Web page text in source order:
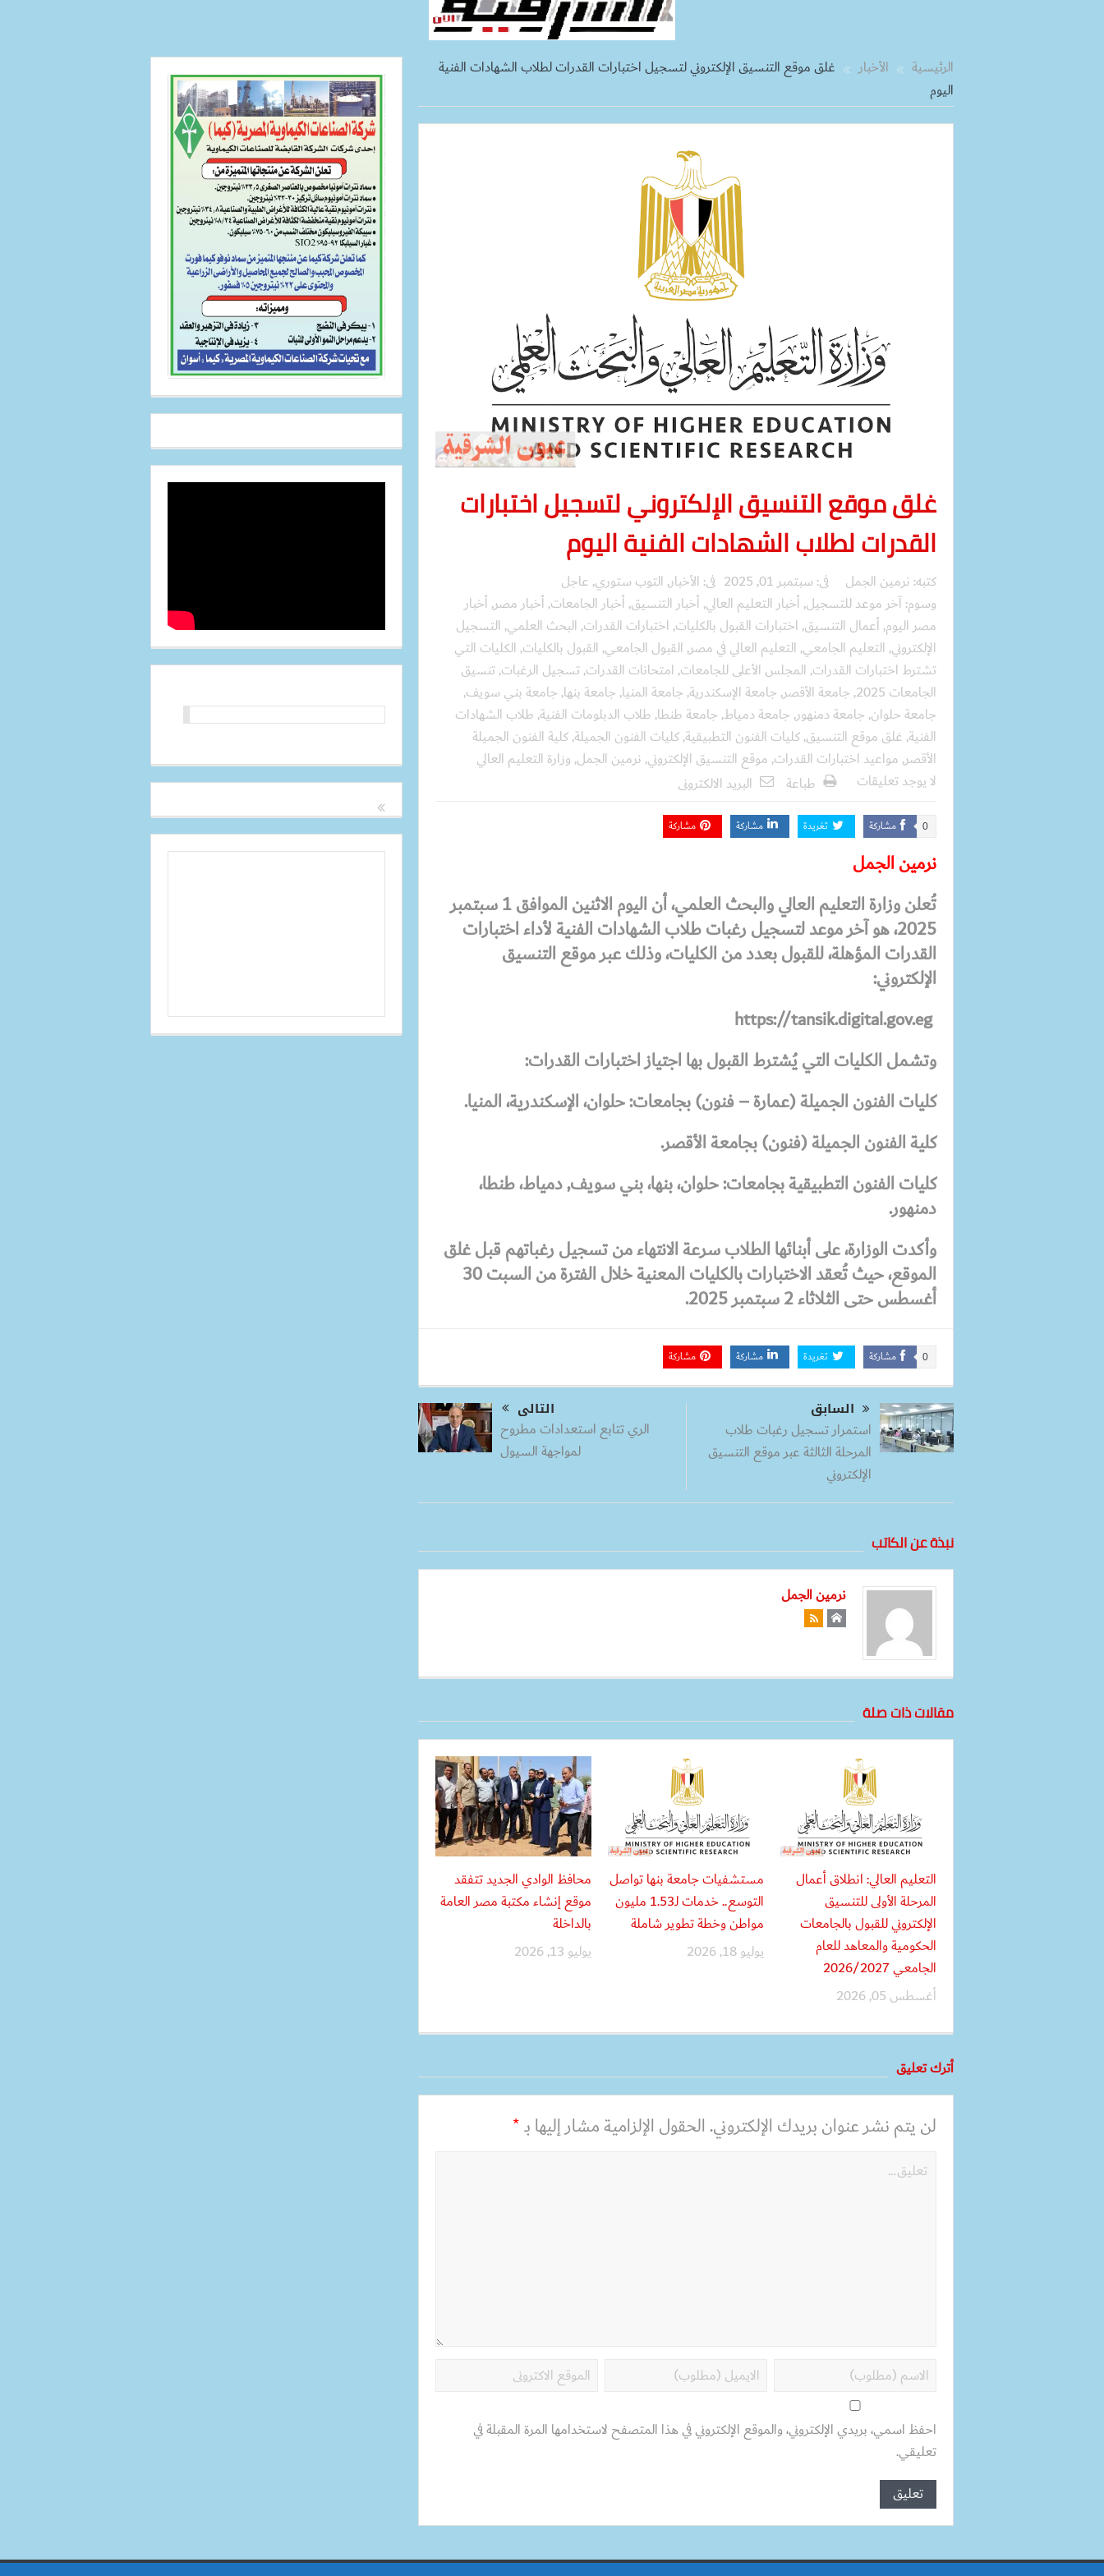
الرئيسية الأخبار
غلق موقع التنسيق الإلكتروني لتسجيل اختبارات القدرات لطلاب الشهادات الفنية
اليوم
غلق موقع التنسيق الإلكتروني لتسجيل اختبارات
القدرات لطلاب الشهادات الفنية اليوم
كتبه: نرمين الجمل فى: سبتمبر 01, 2025 فى: الأخبار, التوب ستوري, عاجل
وسوم:آخر موعد للتسجيل, أخبار التعليم العالي, أخبار التنسيق, أخبار الجامعات, أخبار مصر, أخبار
مصر اليوم, أعمال التنسيق, اختبارات القبول بالكليات, اختبارات القدرات, البحث العلمي, التسجيل
الإلكتروني, التعليم الجامعي, التعليم العالي في مصر, القبول الجامعي, القبول بالكليات, الكليات التي
تشترط اختبارات القدرات, المجلس الأعلى للجامعات, امتحانات القدرات,تسجيل الرغبات,تنسيق
الجامعات 2025
, جامعة الأقصر, جامعة الإسكندرية, جامعة المنيا, جامعة بنها, جامعة بني سويف,
جامعة حلوان, جامعة دمنهور, جامعة دمياط, جامعة طنطا, طلاب الدبلومات الفنية, طلاب الشهادات
الفنية, غلق موقع التنسيق,كليات الفنون التطبيقية,كليات الفنون الجميلة,كلية الفنون الجميلة
الأقصر, مواعيد اختبارات القدرات, موقع التنسيق الإلكتروني, نرمين الجمل, وزارة التعليم العالي
لا يوجد تعليقات
طباعة البريد الالكترونى
مشاركة 0 تغريدة مشاركة مشاركة
نرمين الجمل
تُعلن وزارة التعليم العالي والبحث العلمي، أن اليوم الاثنين الموافق 1 سبتمبر
2025، هو آخر موعد لتسجيل رغبات طلاب الشهادات الفنية لأداء اختبارات
القدرات المؤهلة، للقبول بعدد من الكليات، وذلك عبر موقع التنسيق
الإلكتروني:
https://tansik.digital.gov.eg
وتشمل الكليات التي يُشترط القبول بها اجتياز اختبارات القدرات:
كليات الفنون الجميلة (عمارة – فنون) بجامعات: حلوان، الإسكندرية، المنيا.
كلية الفنون الجميلة (فنون) بجامعة الأقصر.
كليات الفنون التطبيقية بجامعات: حلوان، بنها، بني سويف, دمياط، طنطا،
دمنهور.
وأكدت الوزارة، على أبنائها الطلاب سرعة الانتهاء من تسجيل رغباتهم قبل غلق
الموقع، حيث تُعقد الاختبارات بالكليات المعنية خلال الفترة من السبت 30
أغسطس حتى الثلاثاء 2 سبتمبر 2025.
مشاركة 0 تغريدة مشاركة مشاركة
السابق
استمرار تسجيل رغبات طلاب
المرحلة الثالثة عبر موقع التنسيق
الإلكتروني
التالى
الري تتابع استعدادات مطروح
لمواجهة السيول
نبذة عن الكاتب
نرمين الجمل
مقالات ذات صلة
التعليم العالي: انطلاق أعمال
المرحلة الأولى للتنسيق
الإلكتروني للقبول بالجامعات
الحكومية والمعاهد للعام
الجامعي 2026/2027
أغسطس 05, 2026
مستشفيات جامعة بنها تواصل
التوسع.. خدمات لـ1.53 مليون
مواطن وخطة تطوير شاملة
يوليو 18, 2026
محافظ الوادي الجديد تتفقد
موقع إنشاء مكتبة مصر العامة
بالداخلة
يوليو 13, 2026
أترك تعليق
لن يتم نشر عنوان بريدك الإلكتروني.الحقول الإلزامية مشار إليها بـ*
احفظ اسمي، بريدي الإلكتروني، والموقع الإلكتروني في هذا المتصفح لاستخدامها المرة المقبلة في
تعليقي.